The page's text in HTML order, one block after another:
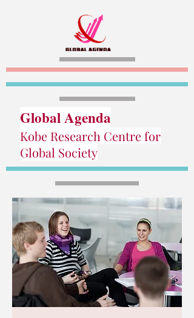
Global Agenda
Kobe Research Centre for
Global Society